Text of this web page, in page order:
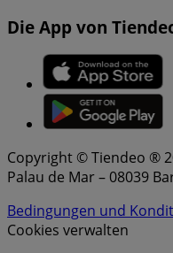
Die App von
Copyright © Tiendeo ®
Palau de Mar – 08039
Bedingungen und
Cookies verwalten